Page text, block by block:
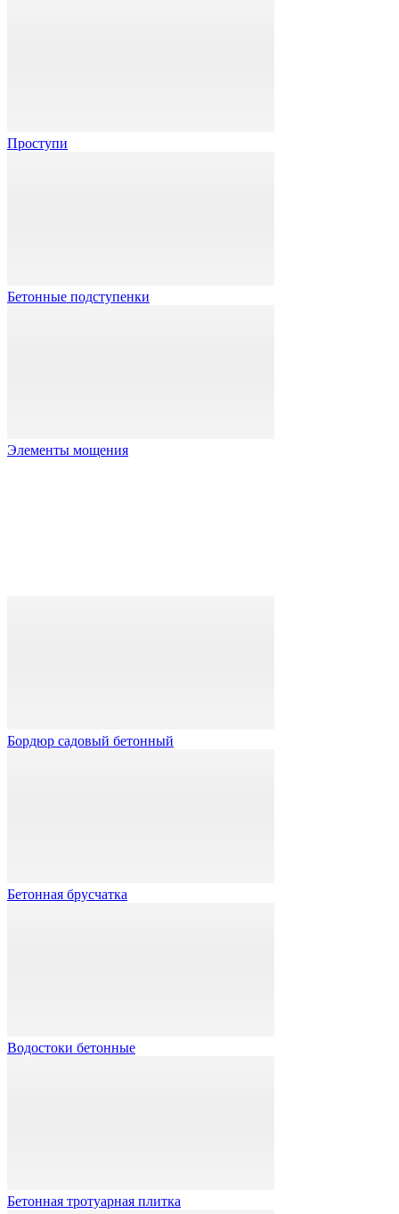
Проступи
Бетонные подступенки
Элементы мощения
Бордюр садовый бетонный
Бетонная брусчатка
Водостоки бетонные
Бетонная тротуарная плитка